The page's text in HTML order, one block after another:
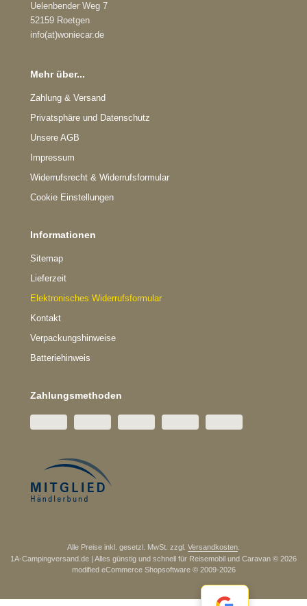
Uelenbender Weg 7
52159 Roetgen
info(at)woniecar.de
Mehr über...
Zahlung & Versand
Privatsphäre und Datenschutz
Unsere AGB
Impressum
Widerrufsrecht & Widerrufsformular
Cookie Einstellungen
Informationen
Sitemap
Lieferzeit
Elektronisches Widerrufsformular
Kontakt
Verpackungshinweise
Batteriehinweis
Zahlungsmethoden
Alle Preise inkl. gesetzl. MwSt. zzgl. Versandkosten
1A-Campingversand.de | Alles günstig und schnell für Reisemobil und Caravan © 2026
modified eCommerce Shopsoftware © 2009-2026